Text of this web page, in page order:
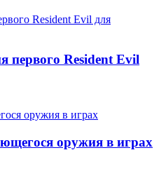
первого Resident Evil
оружия в играх